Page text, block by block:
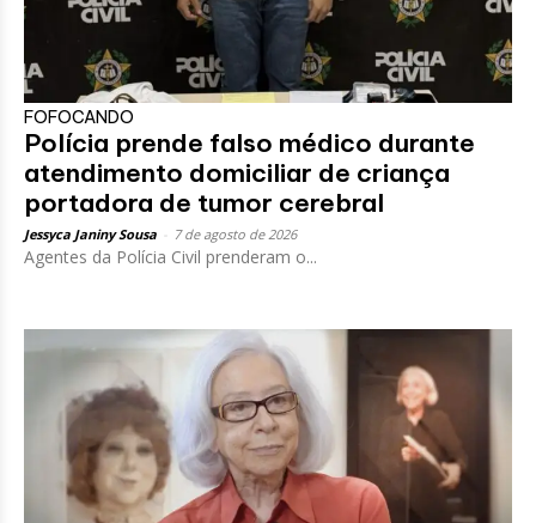
FOFOCANDO
Polícia prende falso médico durante
atendimento domiciliar de criança
portadora de tumor cerebral
Jessyca Janiny Sousa 7 de agosto de 2026
Agentes da Polícia Civil prenderam o...